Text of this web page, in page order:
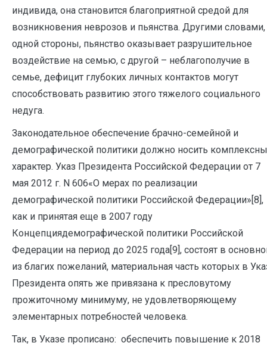
индивида, она становится благоприятной средой для
возникновения неврозов и пьянства. Другими словами,
одной стороны, пьянство оказывает разрушительное
воздействие на семью, с другой – неблагополучие в
семье, дефицит глубоких личных контактов могут
способствовать развитию этого тяжелого социального
недуга.
Законодательное обеспечение брачно-семейной и
демографической политики должно носить
характер. Указ Президента Российской Федерации от 7
мая 2012 г. N 606«О мерах по реализации
демографической политики Российской Федерации»[8],
как и принятая еще в 2007 году
Концепциядемографической политики Российской
Федерации на период до 2025 года[9], состоят в
из благих пожеланий, материальная часть которых в
Президента опять же привязана к пресловутому
прожиточному минимуму, не удовлетворяющему
элементарных потребностей человека.
Так, в Указе прописано: обеспечить повышение к 2018